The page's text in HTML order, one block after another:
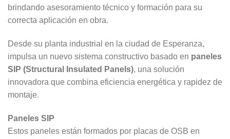
brindando asesoramiento técnico y formación para su
correcta aplicación en obra.
Desde su planta industrial en la ciudad de Esperanza,
impulsa un nuevo sistema constructivo basado en paneles
SIP (Structural Insulated Panels), una solución
innovadora que combina eficiencia energética y rapidez de
montaje.
Paneles SIP
Estos paneles están formados por placas de OSB en